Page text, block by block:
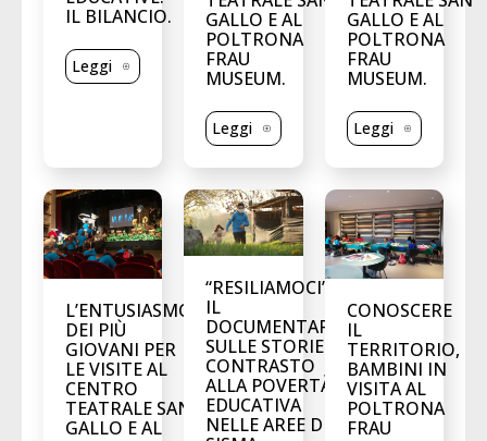
IL BILANCIO.
Leggi
GALLO E AL
POLTRONA
FRAU
MUSEUM.
Leggi
GALLO E AL
POLTRONA
FRAU
MUSEUM.
Leggi
L’ENTUSIASMO
DEI PIÙ
GIOVANI PER
LE VISITE AL
CENTRO
TEATRALE SAN
GALLO E AL
“RESILIAMOCI”,
IL
DOCUMENTARIO
SULLE STORIE DI
CONTRASTO
ALLA POVERTÀ
EDUCATIVA
NELLE AREE DEL
CONOSCERE
IL
TERRITORIO,
BAMBINI IN
VISITA AL
POLTRONA
FRAU